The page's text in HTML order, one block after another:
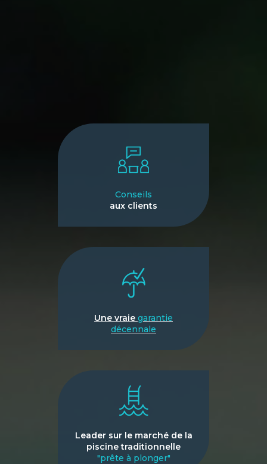
Conseils
aux clients
Une vraie garantie
décennale
Leader sur le marché de la
piscine traditionnelle
"prête à plonger"